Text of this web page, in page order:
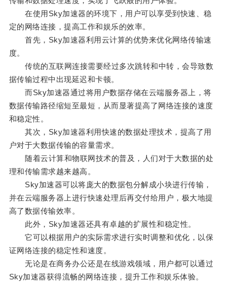
在使用Sky加速器的环境下，用户可以享受到快速、稳
定的网络连接，提高工作和娱乐的效率。
首先，Sky加速器利用云计算的优势来优化网络传输速
度。
传统的互联网连接需要经过多次跳转和中转，会导致数
据传输过程中出现延迟和卡顿。
而Sky加速器通过将用户数据存储在云端服务器上，将
数据传输路径缩短至最短，从而显著提高了网络连接的速度
和稳定性。
其次，Sky加速器利用快速的数据处理技术，提高了用
户对于大数据传输的容量需求。
随着云计算和物联网技术的普及，人们对于大数据的处
理和传输需求越来越高。
Sky加速器可以将庞大的数据包分解成小块进行传输，
并在云端服务器上进行快速处理后再交付给用户，极大地提
高了数据传输效率。
此外，Sky加速器还具有卓越的扩展性和稳定性。
它可以根据用户的实际需求进行实时调整和优化，以保
证网络连接的稳定性和速度。
无论是在商务办公还是在线游戏领域，用户都可以通过
Sky加速器获得流畅的网络连接，提升工作和娱乐体验。